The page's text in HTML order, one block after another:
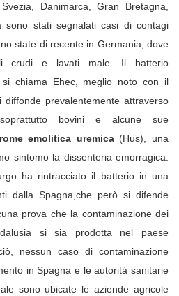
Danimarca, Gran Bretagna,
sono stati segnalati casi di contagi
state di recente in Germania, dove
crudi e lavati male. Il batterio
si chiama Ehec, meglio noto con il
prevalentemente attraverso
bovini e alcune sue
emolitica uremica(Hus), una
sintomo la dissenteria emorragica.
ha rintracciato il batterio in una
dalla Spagna,che però si difende
prova che la contaminazione dei
si sia prodotta nel paese
nessun caso di contaminazione
in Spagna e le autorità sanitarie
sono ubicate le aziende agricole